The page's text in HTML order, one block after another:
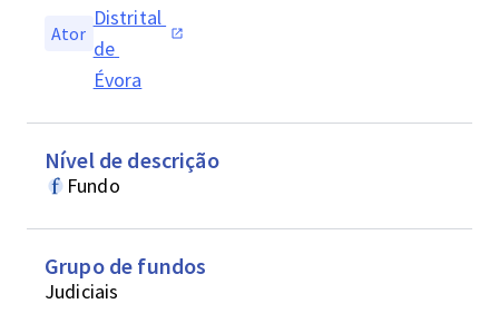
Ator
Distrital
de
Évora
Nível de descrição
Fundo
Grupo de fundos
Judiciais